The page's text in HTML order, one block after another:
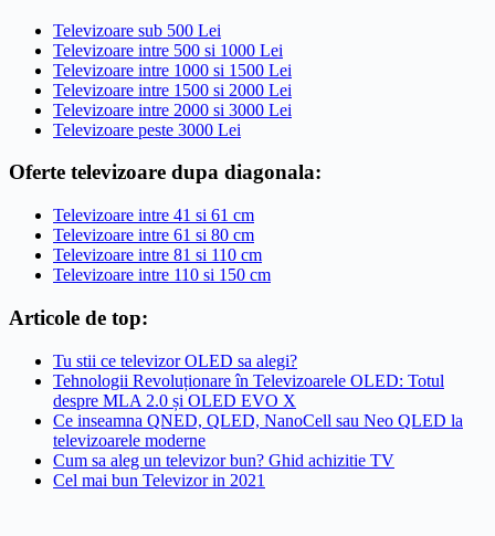
Televizoare sub 500 Lei
Televizoare intre 500 si 1000 Lei
Televizoare intre 1000 si 1500 Lei
Televizoare intre 1500 si 2000 Lei
Televizoare intre 2000 si 3000 Lei
Televizoare peste 3000 Lei
Oferte televizoare dupa diagonala:
Televizoare intre 41 si 61 cm
Televizoare intre 61 si 80 cm
Televizoare intre 81 si 110 cm
Televizoare intre 110 si 150 cm
Articole de top:
Tu stii ce televizor OLED sa alegi?
Tehnologii Revoluționare în Televizoarele OLED: Totul
despre MLA 2.0 și OLED EVO X
Ce inseamna QNED, QLED, NanoCell sau Neo QLED la
televizoarele moderne
Cum sa aleg un televizor bun? Ghid achizitie TV
Cel mai bun Televizor in 2021